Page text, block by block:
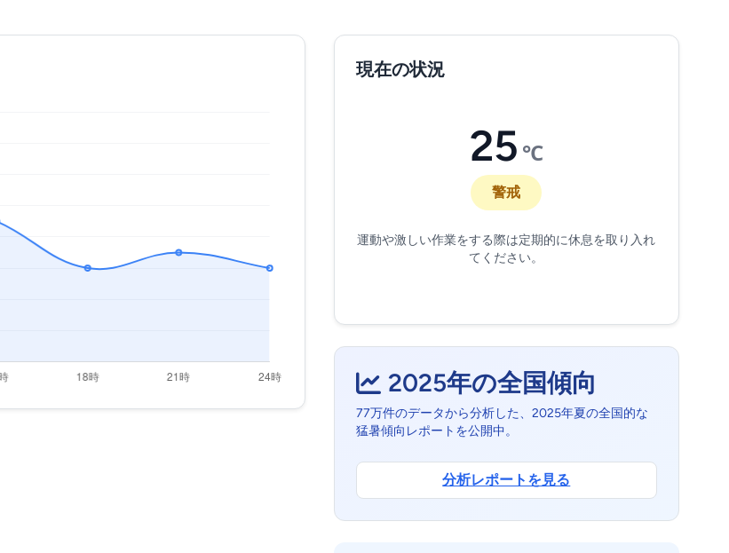
現在の状況
25 ℃
警戒
運動や激しい作業をする際は定期的に休息を取り入れ
てください。
2025年の全国傾向
77万件のデータから分析した、2025年夏の全国的な
猛暑傾向レポートを公開中。
分析レポートを見る